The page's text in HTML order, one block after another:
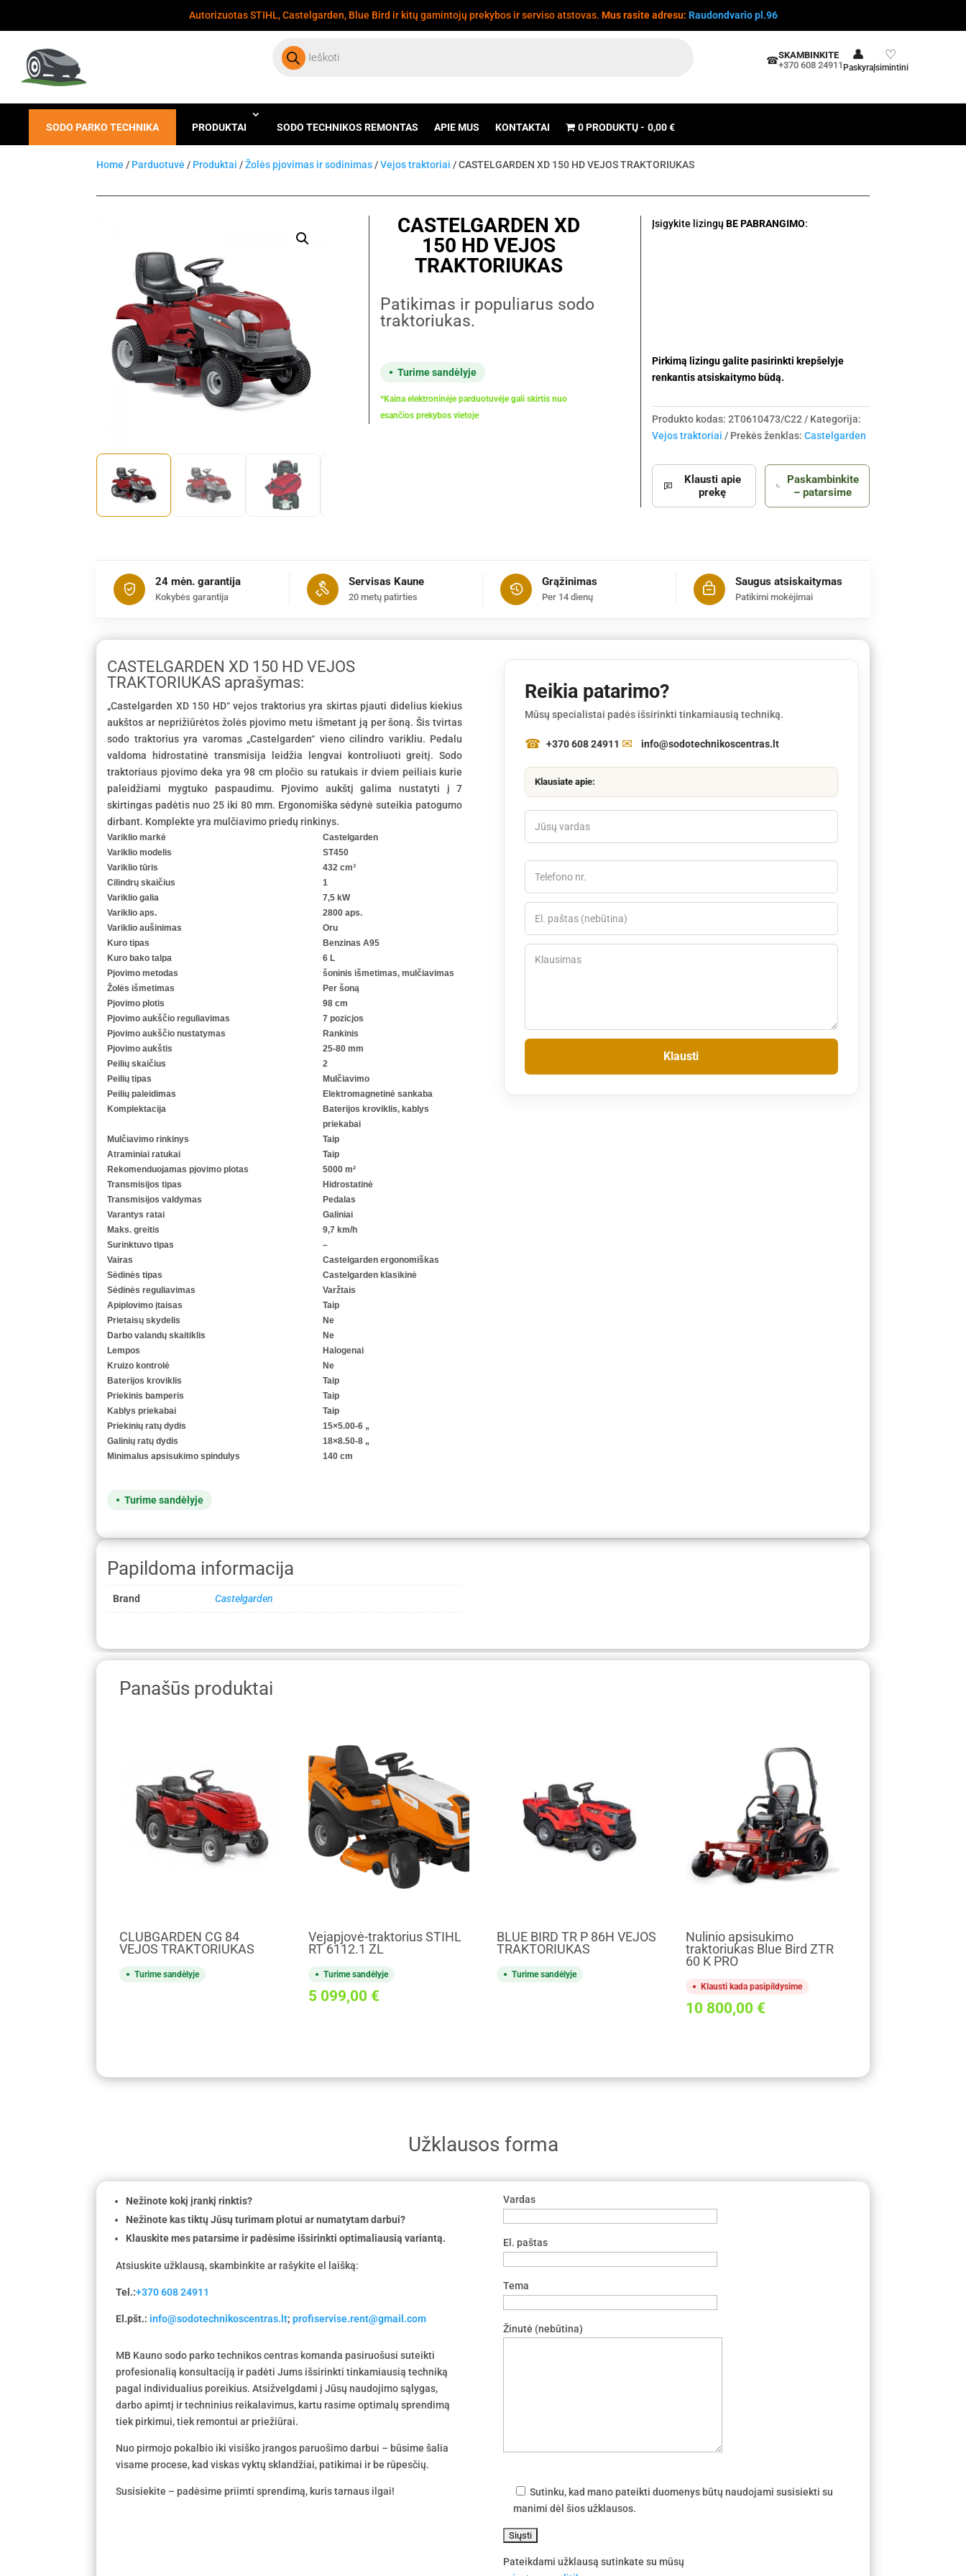
Autorizuotas STIHL, Castelgarden, Blue Bird ir kitų gamintojų prekybos ir serviso atstovas. Mus rasite adresu: Raudondvario pl.96
search
☎SKAMBINKITE
+370 608 24911
👤
Paskyra
♡
Įsimintini
SODO PARKO TECHNIKA PRODUKTAI SODO TECHNIKOS REMONTAS APIE MUS KONTAKTAI 0 PRODUKTŲ 0,00 €
Home / Parduotuvė / Produktai /Žolės pjovimas ir sodinimas /Vejos traktoriai / CASTELGARDEN XD 150 HD VEJOS TRAKTORIUKAS
CASTELGARDEN XD
150 HD VEJOS
TRAKTORIUKAS
Patikimas ir populiarus sodo
traktoriukas.
Turime sandėlyje
*Kaina elektroninėje parduotuvėje gali skirtis nuo
esančios prekybos vietoje
Įsigykite lizingų BE PABRANGIMO:
Pirkimą lizingu galite pasirinkti krepšelyje
renkantis atsiskaitymo būdą.
Produkto kodas: 2T0610473/C22
Kategorija:
Vejos traktoriai
Prekės ženklas: Castelgarden
Klausti apie
prekę
Paskambinkite
– patarsime
24 mėn. garantija
Kokybės garantija
Servisas Kaune
20 metų patirties
Grąžinimas
Per 14 dienų
Saugus atsiskaitymas
Patikimi mokėjimai
CASTELGARDEN XD 150 HD VEJOS
TRAKTORIUKAS aprašymas:
„Castelgarden XD 150 HD“ vejos traktorius yra skirtas pjauti didelius kiekius
aukštos ar neprižiūrėtos žolės pjovimo metu išmetant ją per šoną. Šis tvirtas
sodo traktorius yra varomas „Castelgarden“ vieno cilindro varikliu. Pedalu
valdoma hidrostatinė transmisija leidžia lengvai kontroliuoti greitį. Sodo
traktoriaus pjovimo deka yra 98 cm pločio su ratukais ir dviem peiliais kurie
paleidžiami mygtuko paspaudimu. Pjovimo aukštį galima nustatyti į 7
skirtingas padėtis nuo 25 iki 80 mm. Ergonomiška sėdynė suteikia patogumo
dirbant. Komplekte yra mulčiavimo priedų rinkinys.
Variklio markė
Castelgarden
Variklio modelis
ST450
Variklio tūris
432 cm³
Cilindrų skaičius
1
Variklio galia
7,5 kW
Variklio aps.
2800 aps.
Variklio aušinimas
Oru
Kuro tipas
Benzinas A95
Kuro bako talpa
6 L
Pjovimo metodas
šoninis išmetimas, mulčiavimas
Žolės išmetimas
Per šoną
Pjovimo plotis
98 cm
Pjovimo aukščio reguliavimas
7 pozicjos
Pjovimo aukščio nustatymas
Rankinis
Pjovimo aukštis
25-80 mm
Peilių skaičius
2
Peilių tipas
Mulčiavimo
Peilių paleidimas
Elektromagnetinė sankaba
Komplektacija
Baterijos kroviklis, kablys
priekabai
Mulčiavimo rinkinys
Taip
Atraminiai ratukai
Taip
Rekomenduojamas pjovimo plotas
5000 m²
Transmisijos tipas
Hidrostatinė
Transmisijos valdymas
Pedalas
Varantys ratai
Galiniai
Maks. greitis
9,7 km/h
Surinktuvo tipas
–
Vairas
Castelgarden ergonomiškas
Sėdinės tipas
Castelgarden klasikinė
Sėdinės reguliavimas
Varžtais
Apiplovimo įtaisas
Taip
Prietaisų skydelis
Ne
Darbo valandų skaitiklis
Ne
Lempos
Halogenai
Kruizo kontrolė
Ne
Baterijos kroviklis
Taip
Priekinis bamperis
Taip
Kablys priekabai
Taip
Priekinių ratų dydis
15×5.00-6 „
Galinių ratų dydis
18×8.50-8 „
Minimalus apsisukimo spindulys
140 cm
Turime sandėlyje
Reikia patarimo?
Mūsų specialistai padės išsirinkti tinkamiausią techniką.
+370 608 24911 info@sodotechnikoscentras.lt
Klausiate apie:
Papildoma informacija
Brand Castelgarden
Panašūs produktai
CLUBGARDEN CG 84
VEJOS TRAKTORIUKAS
Turime sandėlyje
Vejapjovė-traktorius STIHL
RT 6112.1 ZL
Turime sandėlyje
5 099,00 €
BLUE BIRD TR P 86H VEJOS
TRAKTORIUKAS
Turime sandėlyje
Nulinio apsisukimo
traktoriukas Blue Bird ZTR
60 K PRO
Klausti kada pasipildysime
10 800,00 €
Užklausos forma
Nežinote kokį įrankį rinktis?
Nežinote kas tiktų Jūsų turimam plotui ar numatytam darbui?
Klauskite mes patarsime ir padėsime išsirinkti optimaliausią variantą.
Atsiuskite užklausą, skambinkite ar rašykite el laišką:
Tel.:+370 608 24911
El.pšt.:info@sodotechnikoscentras.lt;profiservise.rent@gmail.com
MB Kauno sodo parko technikos centras komanda pasiruošusi suteikti
profesionalią konsultaciją ir padėti Jums išsirinkti tinkamiausią techniką
pagal individualius poreikius. Atsižvelgdami į Jūsų naudojimo sąlygas,
darbo apimtį ir techninius reikalavimus, kartu rasime optimalų sprendimą
tiek pirkimui, tiek remontui ar priežiūrai.
Nuo pirmojo pokalbio iki visiško įrangos paruošimo darbui – būsime šalia
visame procese, kad viskas vyktų sklandžiai, patikimai ir be rūpesčių.
Susisiekite – padėsime priimti sprendimą, kuris tarnaus ilgai!
Vardas
El. paštas
Tema
Žinutė (nebūtina)
Sutinku, kad mano pateikti duomenys būtų naudojami susisiekti su
manimi dėl šios užklausos.
Pateikdami užklausą sutinkate su mūsų